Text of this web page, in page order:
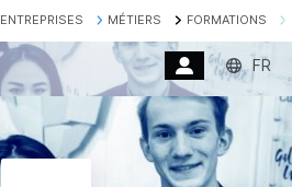
ENTREPRISES MÉTIERS FORMATIONS
FR